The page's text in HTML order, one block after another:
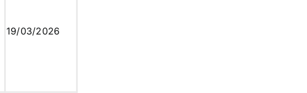
19/03/2026